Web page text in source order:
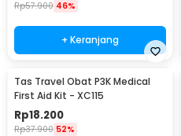
Rp57.900 46%
+ Keranjang
Tas Travel Obat P3K Medical
First Aid Kit - XC115
Rp18.200
Rp37.900 52%